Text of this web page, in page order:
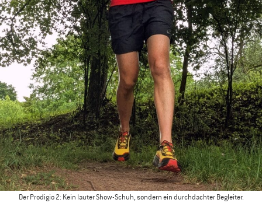
Der Prodigio 2: Kein lauter Show-Schuh, sondern ein durchdachter Begleiter.